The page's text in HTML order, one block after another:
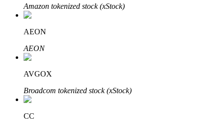
Bitrue Партнеры
Amazon tokenized stock (xStock)
AEON
AEON
AVGOX
Broadcom tokenized stock (xStock)
CC